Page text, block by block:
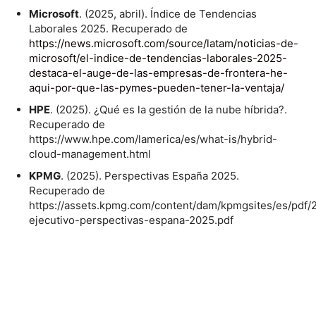
Microsoft. (2025, abril). Índice de Tendencias
Laborales 2025. Recuperado de
https://news.microsoft.com/source/latam/noticias-de-
microsoft/el-indice-de-tendencias-laborales-2025-
destaca-el-auge-de-las-empresas-de-frontera-he-
aqui-por-que-las-pymes-pueden-tener-la-ventaja/
HPE. (2025). ¿Qué es la gestión de la nube híbrida?.
Recuperado de
https://www.hpe.com/lamerica/es/what-is/hybrid-
cloud-management.html
KPMG. (2025). Perspectivas España 2025.
Recuperado de
https://assets.kpmg.com/content/dam/kpmgsites/es/
ejecutivo-perspectivas-espana-2025.pdf